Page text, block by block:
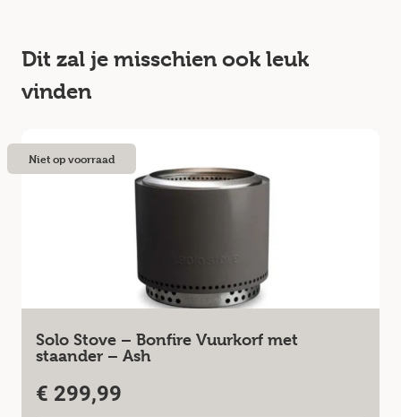
Dit zal je misschien ook leuk
vinden
Solo Stove – Bonfire Vuurkorf met
staander – Ash
€ 299,99
Niet op voorraad